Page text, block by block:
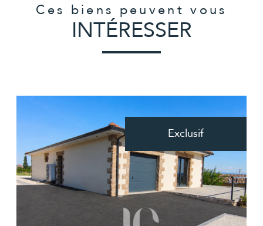
Ces biens peuvent vous
INTÉRESSER
Exclusif
voir le bien